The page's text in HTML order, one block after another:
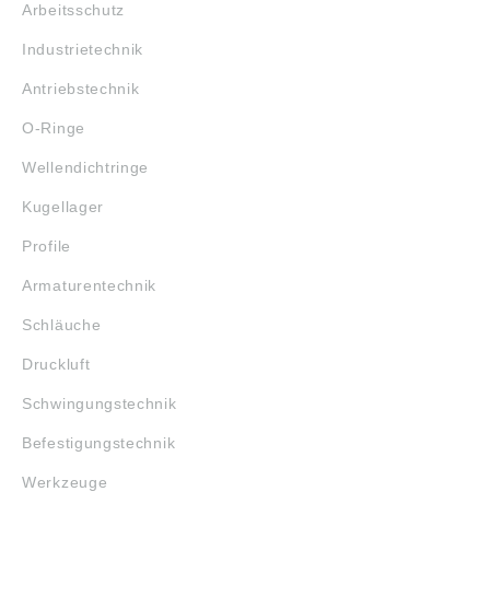
Arbeitsschutz
Industrietechnik
Antriebstechnik
O-Ringe
Wellendichtringe
Kugellager
Profile
Armaturentechnik
Schläuche
Druckluft
Schwingungstechnik
Befestigungstechnik
Werkzeuge